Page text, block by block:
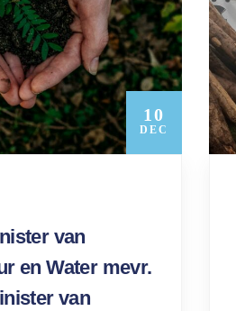
10
DEC
van
en Water mevr.
van